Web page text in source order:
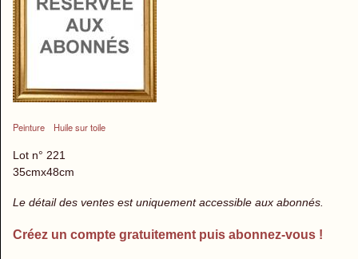
Peinture Huile sur toile
Lot n° 221
35cmx48cm
Le détail des ventes est uniquement accessible aux abonnés.
Créez un compte gratuitement puis abonnez-vous !